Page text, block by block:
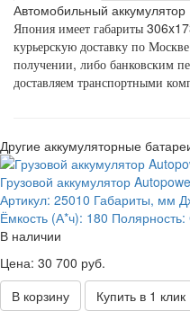
Автомобильный аккумулятор
Япония имеет габариты
курьерскую доставку по
получении, либо банковским
доставляем транспортными
Другие аккумуляторные
Грузовой аккумулятор
Артикул: 25010 Габариты, мм
Ёмкость (А*ч): 180 Полярность:
В наличии
Цена: 30 700 руб.
В корзину
Купить в 1 клик